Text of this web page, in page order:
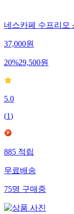
네스카페 수프리모
37,000원
20%29,500원
5.0
(1)
885 적립
무료배송
75명 구매중